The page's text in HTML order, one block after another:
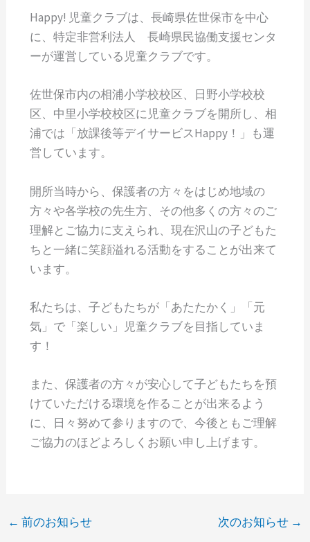
Happy! 児童クラブは、長崎県佐世保市を中心
に、特定非営利法人 長崎県民協働支援センタ
ーが運営している児童クラブです。
佐世保市内の相浦小学校校区、日野小学校校
区、中里小学校校区に児童クラブを開所し、相
浦では「放課後等デイサービスHappy！」も運
営しています。
開所当時から、保護者の方々をはじめ地域の
方々や各学校の先生方、その他多くの方々のご
理解とご協力に支えられ、現在沢山の子どもた
ちと一緒に笑顔溢れる活動をすることが出来て
います。
私たちは、子どもたちが「あたたかく」「元
気」で「楽しい」児童クラブを目指していま
す！
また、保護者の方々が安心して子どもたちを預
けていただける環境を作ることが出来るよう
に、日々努めて参りますので、今後ともご理解
ご協力のほどよろしくお願い申し上げます。
← 前のお知らせ 次のお知らせ →